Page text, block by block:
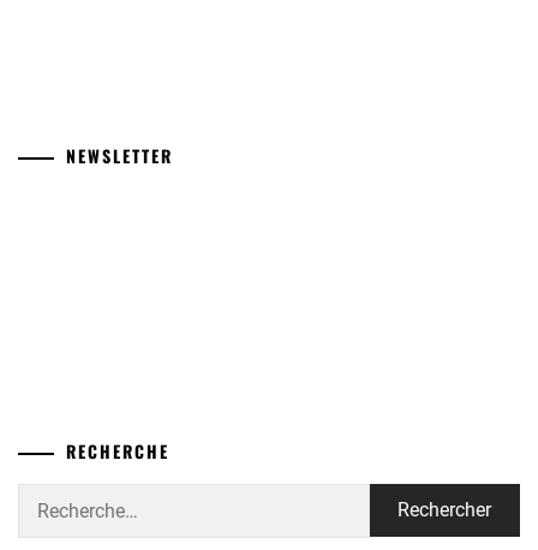
NEWSLETTER
RECHERCHE